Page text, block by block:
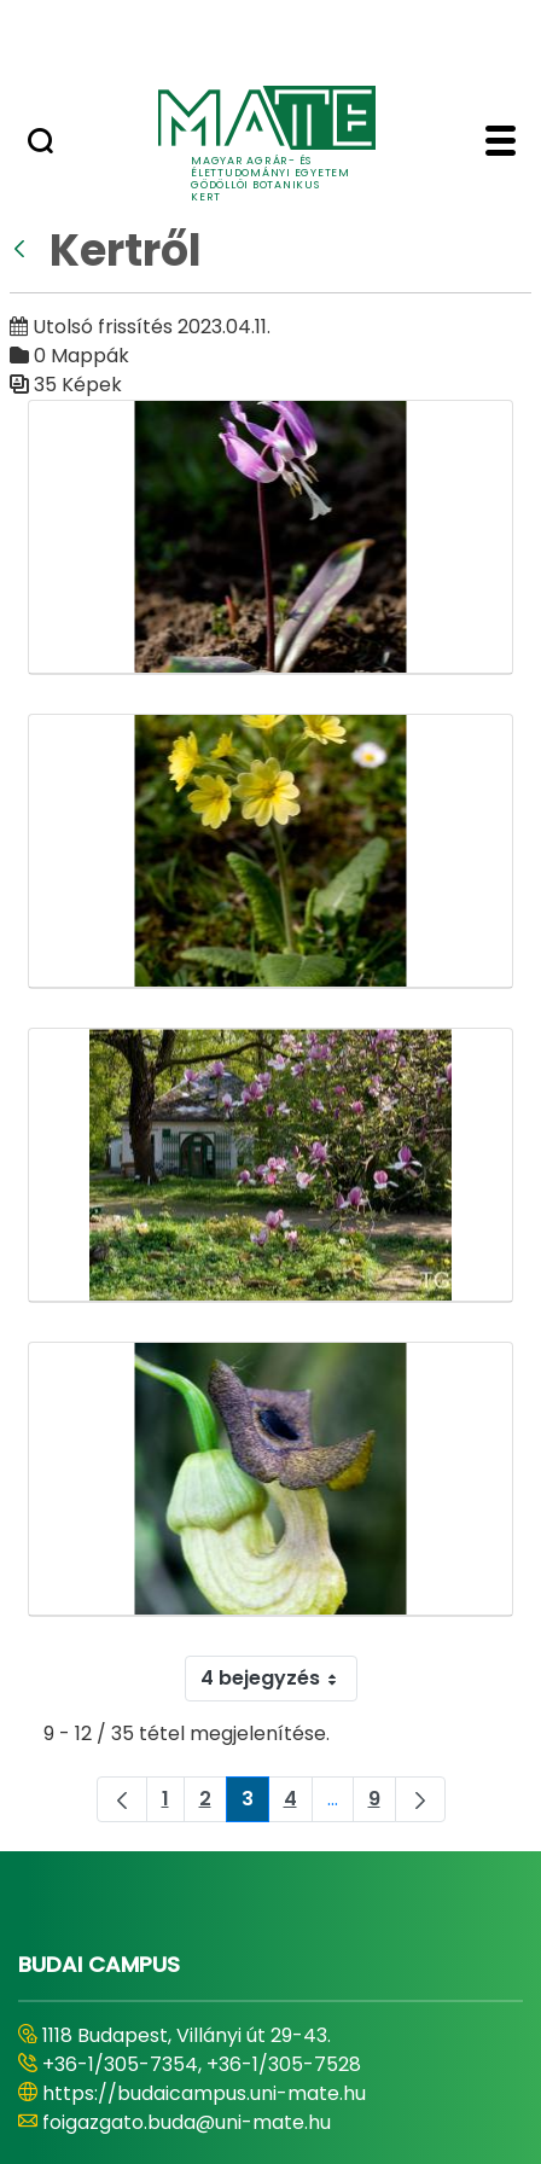
MAGYAR AGRÁR- ÉS
ÉLETTUDOMÁNYI EGYETEM
GÖDÖLLŐI BOTANIKUS
KERT
Kertről - Galéria -
Galéria
Kertről
Utolsó frissítés 2023.04.11.
0 Mappák
35 Képek
4 bejegyzés
9 - 12 / 35 tétel megjelenítése.
Oldal
1 Oldal
2 Oldal
3 Oldal
4 ...Köztes oldalak
Oldal
9
BUDAI CAMPUS
1118 Budapest, Villányi út 29-43.
+36-1/305-7354, +36-1/305-7528
https://budaicampus.uni-mate.hu
foigazgato.buda@uni-mate.hu